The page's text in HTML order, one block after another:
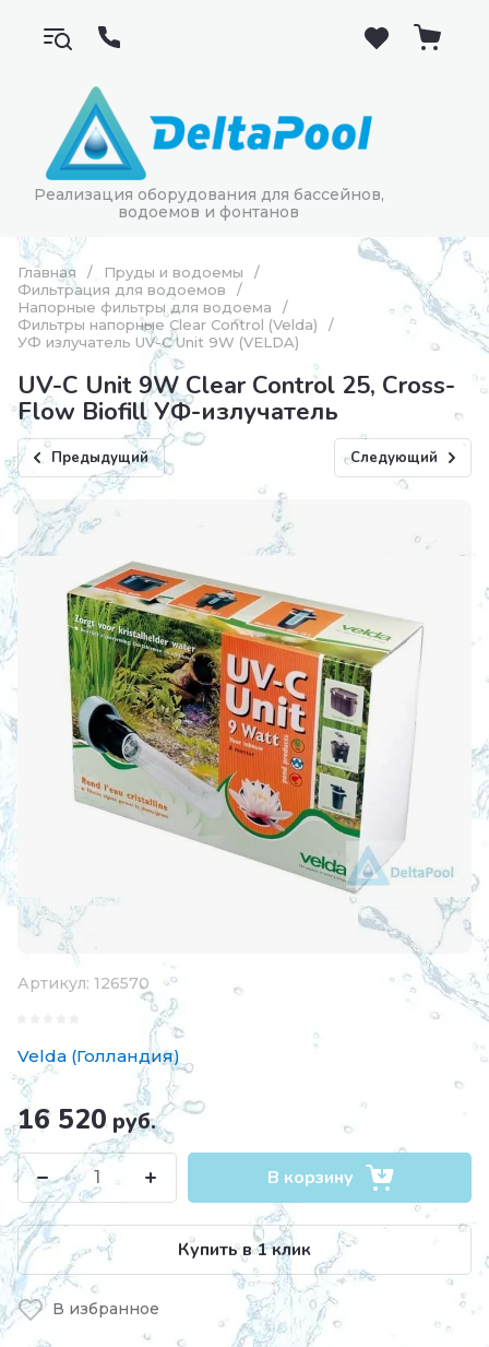
Реализация оборудования для бассейнов,
водоемов и фонтанов
Главная / Пруды и водоемы
/
Фильтрация для водоемов
/
Напорные фильтры для водоема
/
Фильтры напорные Clear Control (Velda)
/
УФ излучатель UV-C Unit 9W (VELDA)
UV-C Unit 9W Clear Control 25, Cross-
Flow Biofill УФ-излучатель
Предыдущий Следующий
Артикул: 126570
Velda (Голландия)
16 520 руб.
В корзину
Купить в 1 клик
В избранное